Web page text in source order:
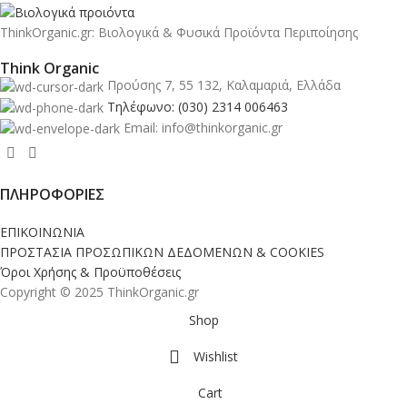
ThinkOrganic.gr: Βιολογικά & Φυσικά Προϊόντα Περιποίησης
Think Organic
Προύσης 7, 55 132, Καλαμαριά, Ελλάδα
Τηλέφωνο: (030) 2314 006463
Email: info@thinkorganic.gr
ΠΛΗΡΟΦΟΡΙΕΣ
ΕΠΙΚΟΙΝΩΝΙΑ
ΠΡΟΣΤΑΣΙΑ ΠΡΟΣΩΠΙΚΩΝ ΔΕΔΟΜΕΝΩΝ & COOKIES
Όροι Χρήσης & Προϋποθέσεις
Copyright © 2025 ThinkOrganic.gr
Shop
Wishlist
Cart